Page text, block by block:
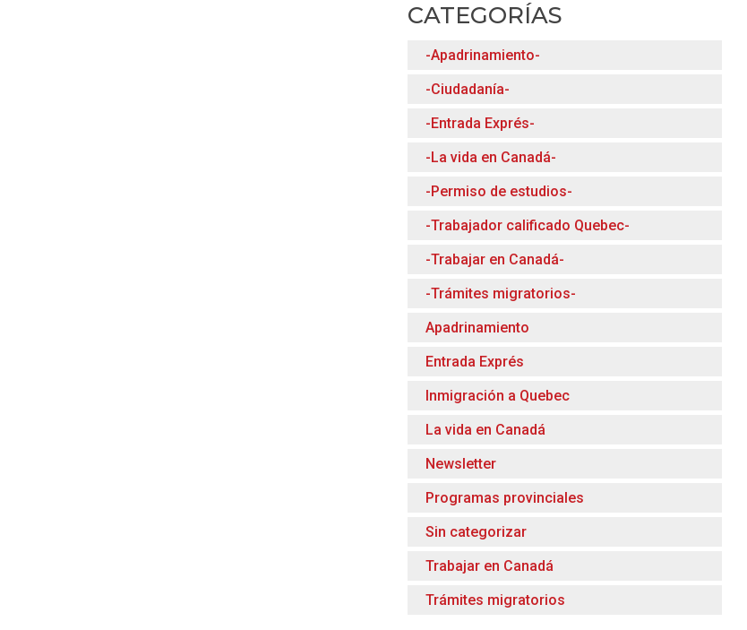
CATEGORÍAS
-Apadrinamiento-
-Ciudadanía-
-Entrada Exprés-
-La vida en Canadá-
-Permiso de estudios-
-Trabajador calificado Quebec-
-Trabajar en Canadá-
-Trámites migratorios-
Apadrinamiento
Entrada Exprés
Inmigración a Quebec
La vida en Canadá
Newsletter
Programas provinciales
Sin categorizar
Trabajar en Canadá
Trámites migratorios